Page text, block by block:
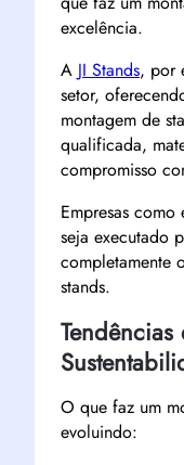
excelência.
A JI Stands, por
setor,
montagem de
qualificada,
compromisso
Empresas
seja executado
completamente
stands.
O que faz um
evoluindo: